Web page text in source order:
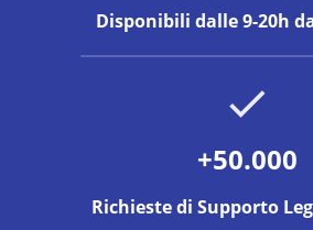
Disponibili dalle 9-20h
+50.000
Richieste di Supporto